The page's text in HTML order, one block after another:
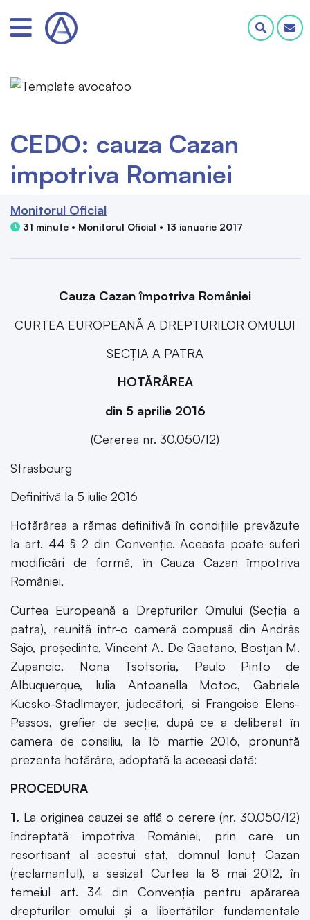
CEDO: cauza Cazan
impotriva Romaniei
Monitorul Oficial
31 minute • Monitorul Oficial • 13 ianuarie 2017
Cauza Cazan împotriva României
CURTEA EUROPEANĂ A DREPTURILOR OMULUI
SECŢIA A PATRA
HOTĂRÂREA
din 5 aprilie 2016
(Cererea nr. 30.050/12)
Strasbourg
Definitivă la 5 iulie 2016
Hotărârea a rămas definitivă în condiţiile prevăzute
la art. 44 § 2 din Convenţie. Aceasta poate suferi
modificări de formă, în Cauza Cazan împotriva
României,
Curtea Europeană a Drepturilor Omului (Secţia a
patra), reunită într-o cameră compusă din Andrâs
Sajo, preşedinte, Vincent A. De Gaetano, Bostjan M.
Zupancic, Nona Tsotsoria, Paulo Pinto de
Albuquerque, lulia Antoanella Motoc, Gabriele
Kucsko-Stadlmayer, judecători, şi Frangoise Elens-
Passos, grefier de secţie, după ce a deliberat în
camera de consiliu, la 15 martie 2016, pronunţă
prezenta hotărâre, adoptată la aceeaşi dată:
PROCEDURA
1. La originea cauzei se află o cerere (nr. 30.050/12)
îndreptată împotriva României, prin care un
resortisant al acestui stat, domnul lonuţ Cazan
(reclamantul), a sesizat Curtea la 8 mai 2012, în
temeiul art. 34 din Convenţia pentru apărarea
drepturilor omului şi a libertăţilor fundamentale